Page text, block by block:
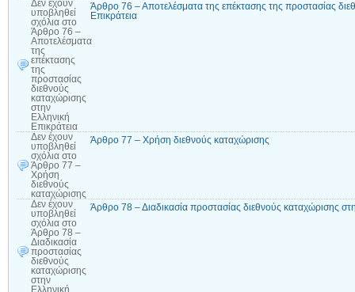
Δεν έχουν
υποβληθεί
σχόλια στο
Άρθρο 76 –
Αποτελέσματα
της
επέκτασης
της
προστασίας
διεθνούς
καταχώρισης
στην
Ελληνική
Επικράτεια
Άρθρο 76 – Αποτελέσματα της επέκτασης της προστασίας
Επικράτεια
Δεν έχουν
υποβληθεί
σχόλια στο
Άρθρο 77 –
Χρήση
διεθνούς
καταχώρισης
Άρθρο 77 – Χρήση διεθνούς καταχώρισης
Δεν έχουν
υποβληθεί
σχόλια στο
Άρθρο 78 –
Διαδικασία
προστασίας
διεθνούς
καταχώρισης
στην
Ελληνική
Άρθρο 78 – Διαδικασία προστασίας διεθνούς καταχώρισης